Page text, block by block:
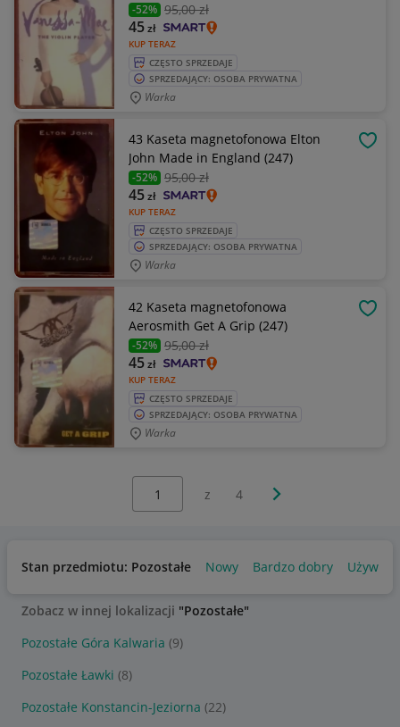
-52% 95,00 zł
KUP TERAZ
45zł
CZĘSTO SPRZEDAJE
SPRZEDAJĄCY: OSOBA PRYWATNA
Warka
43 Kaseta magnetofonowa Elton
John Made in England (247)
-52% 95,00 zł
KUP TERAZ
45zł
CZĘSTO SPRZEDAJE
SPRZEDAJĄCY: OSOBA PRYWATNA
Warka
42 Kaseta magnetofonowa
Aerosmith Get A Grip (247)
-52% 95,00 zł
KUP TERAZ
45zł
CZĘSTO SPRZEDAJE
SPRZEDAJĄCY: OSOBA PRYWATNA
Warka
z 4 Następna strona
Stan przedmiotu: Pozostałe Nowy Bardzo dobry Używany
Zobacz w innej lokalizacji "Pozostałe"
Pozostałe Góra Kalwaria (9)
Pozostałe Ławki (8)
Pozostałe Konstancin-Jeziorna (22)